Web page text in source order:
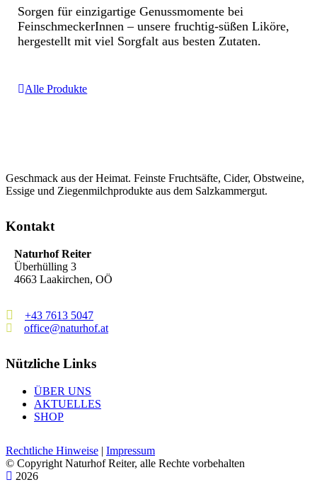
Sorgen für einzigartige Genussmomente bei
FeinschmeckerInnen – unsere fruchtig-süßen Liköre,
hergestellt mit viel Sorgfalt aus besten Zutaten.
Alle Produkte
Geschmack aus der Heimat. Feinste Fruchtsäfte, Cider, Obstweine,
Essige und Ziegenmilchprodukte aus dem Salzkammergut.
Kontakt
Naturhof Reiter
Überhülling 3
4663 Laakirchen, OÖ
+43 7613 5047
office@naturhof.at
Nützliche Links
ÜBER UNS
AKTUELLES
SHOP
Rechtliche Hinweise | Impressum
© Copyright Naturhof Reiter, alle Rechte vorbehalten
2026